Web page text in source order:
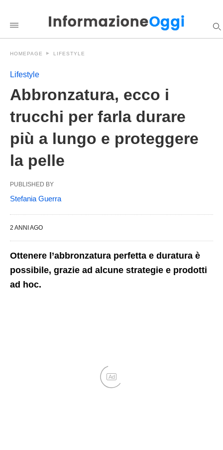
informazioneoggi
/2024/06/16/abbronzatura-
i-
per-
durare-
lungo-
proteggere-
HOMEPAGE LIFESTYLE
Lifestyle
Abbronzatura, ecco i
trucchi per farla durare
più a lungo e proteggere
la pelle
PUBLISHED BY
Stefania Guerra
2 ANNI AGO
Ottenere l’abbronzatura perfetta e duratura è
possibile, grazie ad alcune strategie e prodotti
ad hoc.
Ad